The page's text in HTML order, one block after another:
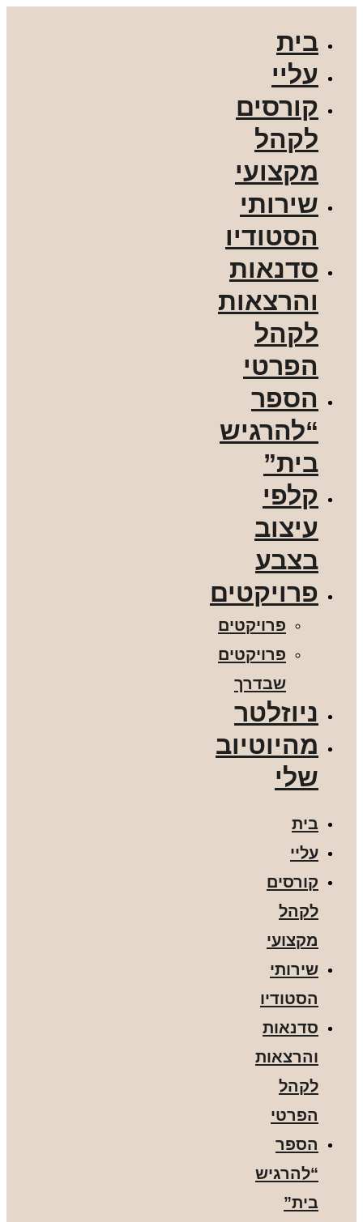
בית
עליי
קורסים
לקהל
מקצועי
שירותי
הסטודיו
סדנאות
והרצאות
לקהל
הפרטי
הספר
“להרגיש
בית”
קלפי
עיצוב
בצבע
פרויקטים
פרויקטים
פרויקטים
שבדרך
ניוזלטר
מהיוטיוב
שלי
בית
עליי
קורסים
לקהל
מקצועי
שירותי
הסטודיו
סדנאות
והרצאות
לקהל
הפרטי
הספר
“להרגיש
בית”